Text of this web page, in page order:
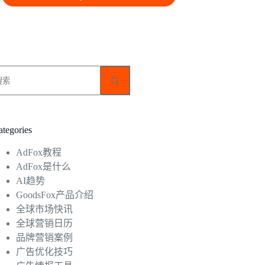
AdFox教程
AdFox是什么
AI趋势
GoodsFox产品介绍
全球市场快讯
全球营销日历
品牌营销案例
广告优化技巧